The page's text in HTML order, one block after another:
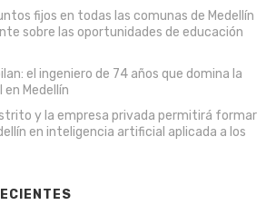
fijos en todas las comunas de Medellín
sobre las oportunidades de educación
el ingeniero de 74 años que domina la
Medellín
y la empresa privada permitirá formar
en inteligencia artificial aplicada a los